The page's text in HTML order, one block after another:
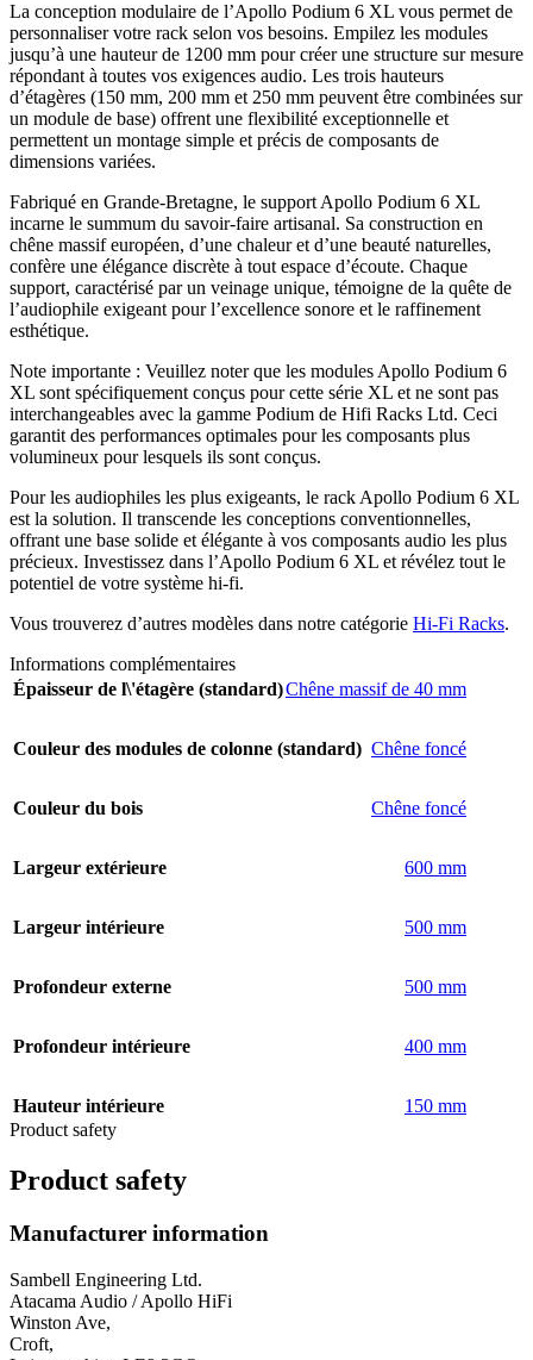
La conception modulaire de l’Apollo Podium 6 XL vous permet de
personnaliser votre rack selon vos besoins. Empilez les modules
jusqu’à une hauteur de 1200 mm pour créer une structure sur mesure
répondant à toutes vos exigences audio. Les trois hauteurs
d’étagères (150 mm, 200 mm et 250 mm peuvent être combinées sur
un module de base) offrent une flexibilité exceptionnelle et
permettent un montage simple et précis de composants de
dimensions variées.
Fabriqué en Grande-Bretagne, le support Apollo Podium 6 XL
incarne le summum du savoir-faire artisanal. Sa construction en
chêne massif européen, d’une chaleur et d’une beauté naturelles,
confère une élégance discrète à tout espace d’écoute. Chaque
support, caractérisé par un veinage unique, témoigne de la quête de
l’audiophile exigeant pour l’excellence sonore et le raffinement
esthétique.
Note importante : Veuillez noter que les modules Apollo Podium 6
XL sont spécifiquement conçus pour cette série XL et ne sont pas
interchangeables avec la gamme Podium de Hifi Racks Ltd. Ceci
garantit des performances optimales pour les composants plus
volumineux pour lesquels ils sont conçus.
Pour les audiophiles les plus exigeants, le rack Apollo Podium 6 XL
est la solution. Il transcende les conceptions conventionnelles,
offrant une base solide et élégante à vos composants audio les plus
précieux. Investissez dans l’Apollo Podium 6 XL et révélez tout le
potentiel de votre système hi-fi.
Vous trouverez d’autres modèles dans notre catégorie Hi-Fi Racks.
Informations complémentaires
Épaisseur de l\'étagère (standard)Chêne massif de 40 mm
Couleur des modules de colonne (standard) Chêne foncé
Couleur du bois Chêne foncé
Largeur extérieure 600 mm
Largeur intérieure 500 mm
Profondeur externe 500 mm
Profondeur intérieure 400 mm
Hauteur intérieure
150 mm
Product safety
Product safety
Manufacturer information
Sambell Engineering Ltd.
Atacama Audio / Apollo HiFi
Winston Ave,
Croft,